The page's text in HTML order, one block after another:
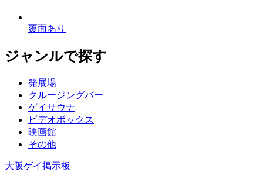
覆面あり
ジャンルで探す
発展場
クルージングバー
ゲイサウナ
ビデオボックス
映画館
その他
大阪ゲイ掲示板